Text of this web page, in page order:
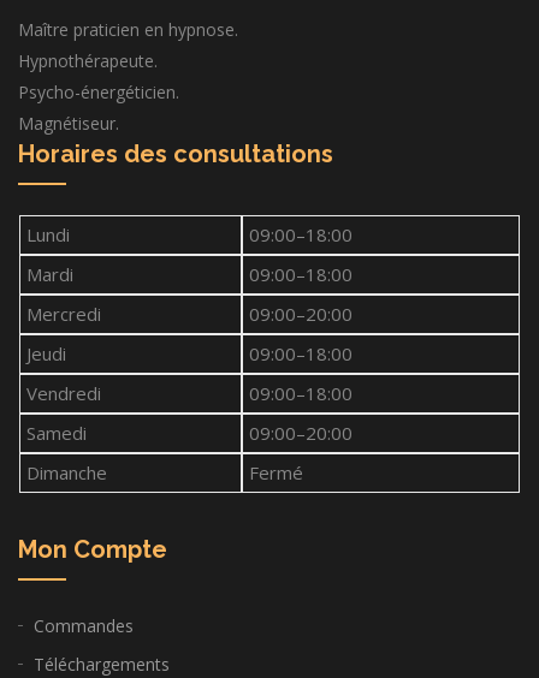
Maître praticien en hypnose.
Hypnothérapeute.
Psycho-énergéticien.
Magnétiseur.
Horaires des consultations
Lundi
09:00–18:00
Mardi
09:00–18:00
Mercredi
09:00–20:00
Jeudi
09:00–18:00
Vendredi
09:00–18:00
Samedi
09:00–20:00
Dimanche
Fermé
Mon Compte
Commandes
Téléchargements